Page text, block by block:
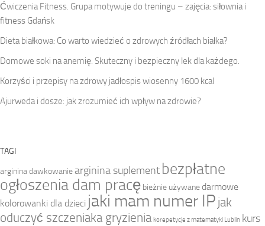
Ćwiczenia Fitness. Grupa motywuje do treningu – zajęcia: siłownia i
fitness Gdańsk
Dieta białkowa: Co warto wiedzieć o zdrowych źródłach białka?
Domowe soki na anemię. Skuteczny i bezpieczny lek dla każdego.
Korzyści i przepisy na zdrowy jadłospis wiosenny 1600 kcal
Ajurweda i dosze: jak zrozumieć ich wpływ na zdrowie?
TAGI
arginina dawkowaniearginina suplement bezpłatne
ogłoszenia dam pracę bieżnie używane darmowe
kolorowanki dla dzieci jaki mam numer IP jak
oduczyć szczeniaka gryzienia korepetycje z matematyki Lublin kurs